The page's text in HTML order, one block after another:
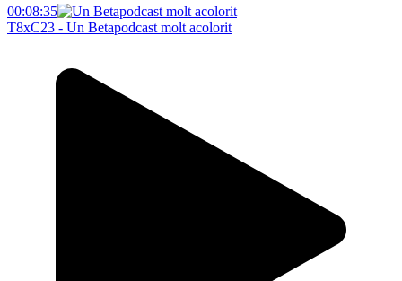
00:08:35
T8xC23 - Un Betapodcast molt acolorit